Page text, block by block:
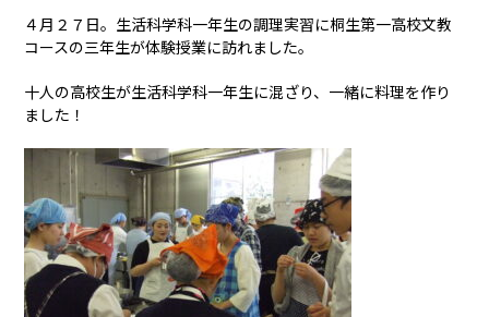
４月２７日。生活科学科一年生の調理実習に桐生第一高校文教
コースの三年生が体験授業に訪れました。
十人の高校生が生活科学科一年生に混ざり、一緒に料理を作り
ました！